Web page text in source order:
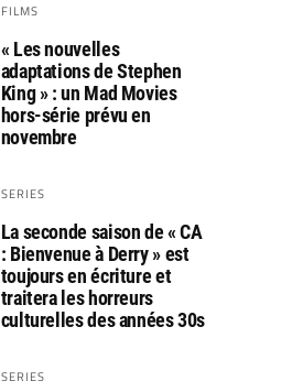
FILMS
« Les nouvelles
adaptations de Stephen
King » : un Mad Movies
hors-série prévu en
novembre
SERIES
La seconde saison de « CA
: Bienvenue à Derry » est
toujours en écriture et
traitera les horreurs
culturelles des années 30s
SERIES